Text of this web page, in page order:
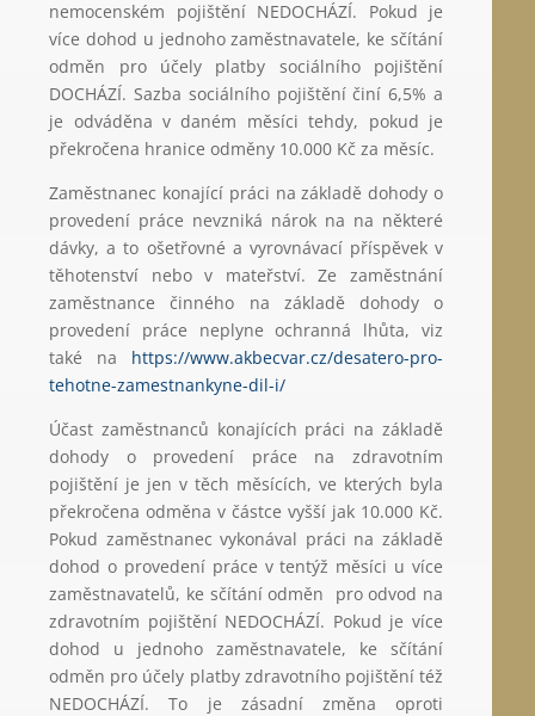
nemocenském pojištění NEDOCHÁZÍ. Pokud je
více dohod u jednoho zaměstnavatele, ke sčítání
odměn pro účely platby sociálního pojištění
DOCHÁZÍ. Sazba sociálního pojištění činí 6,5% a
je odváděna v daném měsíci tehdy, pokud je
překročena hranice odměny 10.000 Kč za měsíc.
Zaměstnanec konající práci na základě dohody o
provedení práce nevzniká nárok na na některé
dávky, a to ošetřovné a vyrovnávací příspěvek v
těhotenství nebo v mateřství. Ze zaměstnání
zaměstnance činného na základě dohody o
provedení práce neplyne ochranná lhůta, viz
také na https://www.akbecvar.cz/desatero-pro-
tehotne-zamestnankyne-dil-i/
Účast zaměstnanců konajících práci na základě
dohody o provedení práce na zdravotním
pojištění je jen v těch měsících, ve kterých byla
překročena odměna v částce vyšší jak 10.000 Kč.
Pokud zaměstnanec vykonával práci na základě
dohod o provedení práce v tentýž měsíci u více
zaměstnavatelů, ke sčítání odměn pro odvod na
zdravotním pojištění NEDOCHÁZÍ. Pokud je více
dohod u jednoho zaměstnavatele, ke sčítání
odměn pro účely platby zdravotního pojištění též
NEDOCHÁZÍ. To je zásadní změna oproti